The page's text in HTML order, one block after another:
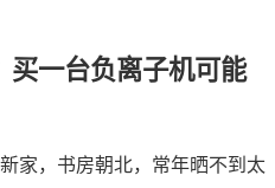
买一台负离子机可能
家，书房朝北，常年晒不到太